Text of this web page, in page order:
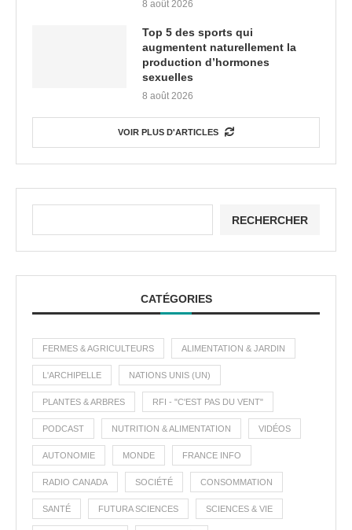
8 août 2026
Top 5 des sports qui
augmentent naturellement la
production d’hormones
sexuelles
8 août 2026
VOIR PLUS D'ARTICLES
RECHERCHER
CATÉGORIES
FERMES & AGRICULTEURS ALIMENTATION & JARDIN
L'ARCHIPELLE NATIONS UNIS (UN)
PLANTES & ARBRES RFI - "C'EST PAS DU VENT"
PODCAST NUTRITION & ALIMENTATION VIDÉOS
AUTONOMIE MONDE FRANCE INFO
RADIO CANADA SOCIÉTÉ CONSOMMATION
SANTÉ FUTURA SCIENCES SCIENCES & VIE